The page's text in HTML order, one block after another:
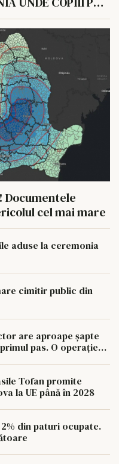
Documentele
cel mai mare
aduse la ceremonia
cimitir public din
are aproape șapte
pas. O operație
Tofan promite
la UE până în 2028
din paturi ocupate.